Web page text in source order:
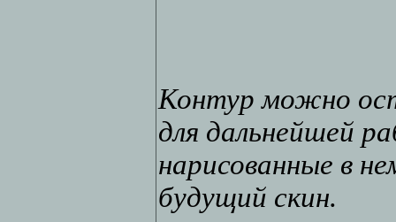
Контур можно
для дальнейшей
нарисованные в
будущий скин.